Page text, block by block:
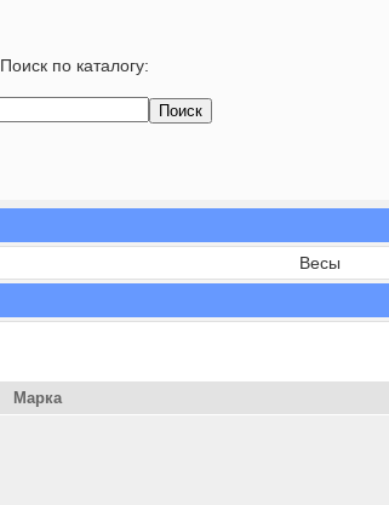
Поиск по каталогу:
Весы
Марка